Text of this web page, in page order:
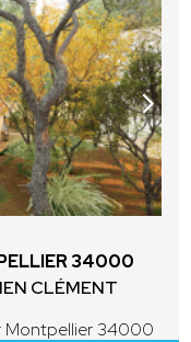
34000
CLÉMENT
Montpellier 34000